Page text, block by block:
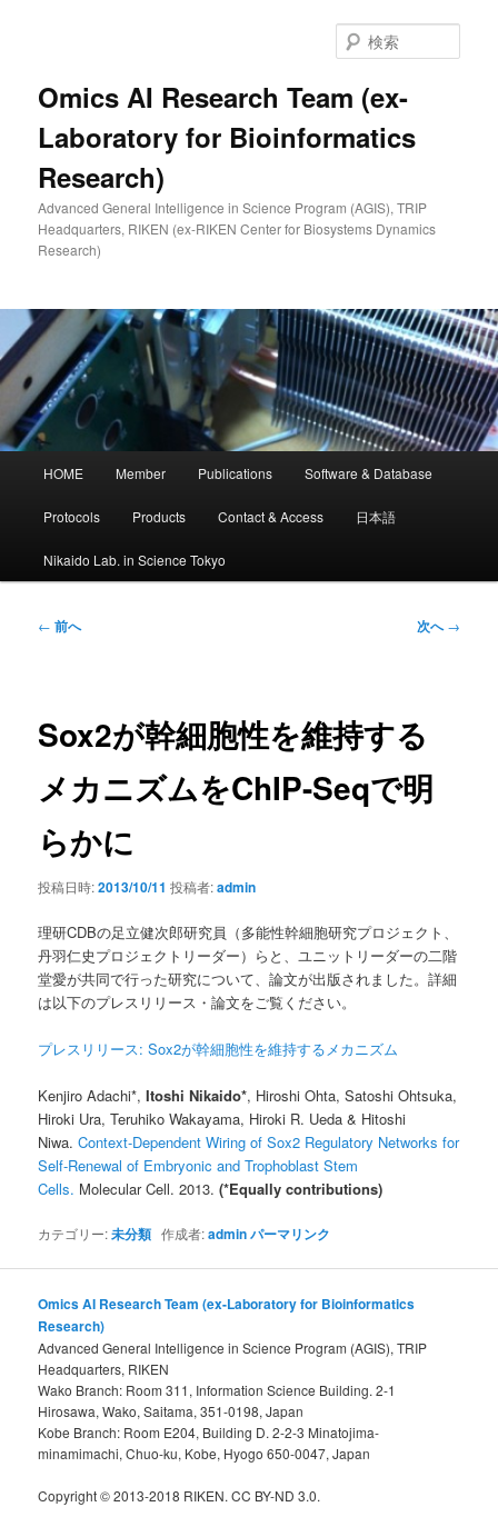
Omics AI Research Team (ex-
Laboratory for Bioinformatics
Research)
Advanced General Intelligence in Science Program (AGIS), TRIP
Headquarters, RIKEN (ex-RIKEN Center for Biosystems Dynamics
Research)
索
ュ
HOME Member Publications Software & Database
Protocols Products Contact & Access 日本語
Nikaido Lab. in Science Tokyo
投
ー
ョ
ン
← 前へ 次へ→
Sox2が幹細胞性を維持する
メカニズムをChIP-Seqで明
らかに
投稿日時:2013/10/11 投稿者:admin
理研CDBの足立健次郎研究員（多能性幹細胞研究プロジェクト、
丹羽仁史プロジェクトリーダー）らと、ユニットリーダーの二階
堂愛が共同で行った研究について、論文が出版されました。詳細
は以下のプレスリリース・論文をご覧ください。
プレスリリース: Sox2が幹細胞性を維持するメカニズム
Kenjiro Adachi*,Itoshi Nikaido*, Hiroshi Ohta, Satoshi Ohtsuka,
Hiroki Ura, Teruhiko Wakayama, Hiroki R. Ueda & Hitoshi
Niwa.Context-Dependent Wiring of Sox2 Regulatory Networks for
Self-Renewal of Embryonic and Trophoblast Stem
Cells. Molecular Cell. 2013.(*Equally contributions)
カテゴリー:未分類 作成者:adminパーマリンク
Omics AI Research Team (ex-Laboratory for Bioinformatics
Research)
Advanced General Intelligence in Science Program (AGIS), TRIP
Headquarters, RIKEN
Wako Branch: Room 311, Information Science Building. 2-1
Hirosawa, Wako, Saitama, 351-0198, Japan
Kobe Branch: Room E204, Building D. 2-2-3 Minatojima-
minamimachi, Chuo-ku, Kobe, Hyogo 650-0047, Japan
Copyright © 2013-2018 RIKEN. CC BY-ND 3.0.